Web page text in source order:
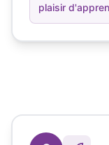
plaisir